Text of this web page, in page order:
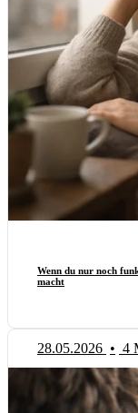
Wenn du nur noch
macht
28.05.2026 • 4